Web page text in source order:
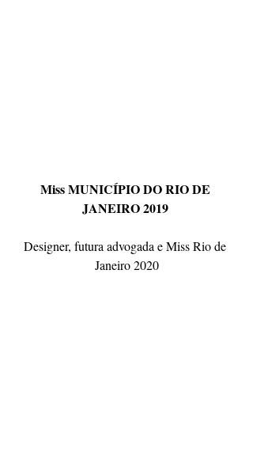
Miss MUNICÍPIO DO RIO DE
JANEIRO 2019
Designer, futura advogada e Miss Rio de
Janeiro 2020